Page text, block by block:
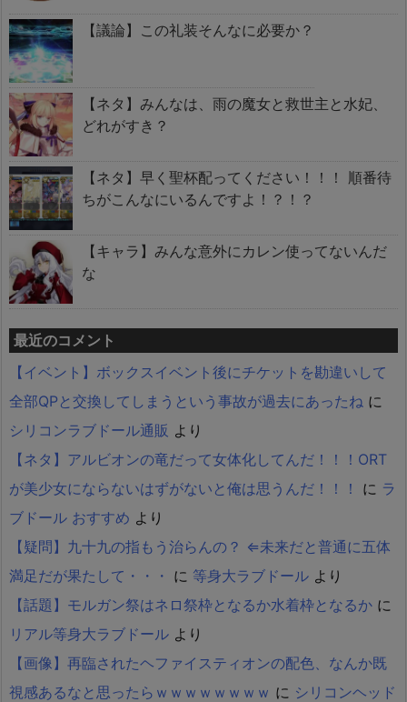
【議論】この礼装そんなに必要か？
【ネタ】みんなは、雨の魔女と救世主と水妃、
どれがすき？
【ネタ】早く聖杯配ってください！！！ 順番待
ちがこんなにいるんですよ！？！？
【キャラ】みんな意外にカレン使ってないんだ
な
最近のコメント
【イベント】ボックスイベント後にチケットを勘違いして
全部QPと交換してしまうという事故が過去にあったね に
シリコンラブドール通販 より
【ネタ】アルビオンの竜だって女体化してんだ！！！ORT
が美少女にならないはずがないと俺は思うんだ！！！
に ラ
ブドール おすすめ より
【疑問】九十九の指もう治らんの？ ⇐未来だと普通に五体
満足だが果たして・・・ に 等身大ラブドール より
【話題】モルガン祭はネロ祭枠となるか水着枠となるか に
リアル等身大ラブドール より
【画像】再臨されたヘファイスティオンの配色、なんか既
視感あるなと思ったらｗｗｗｗｗｗｗｗ に シリコンヘッド